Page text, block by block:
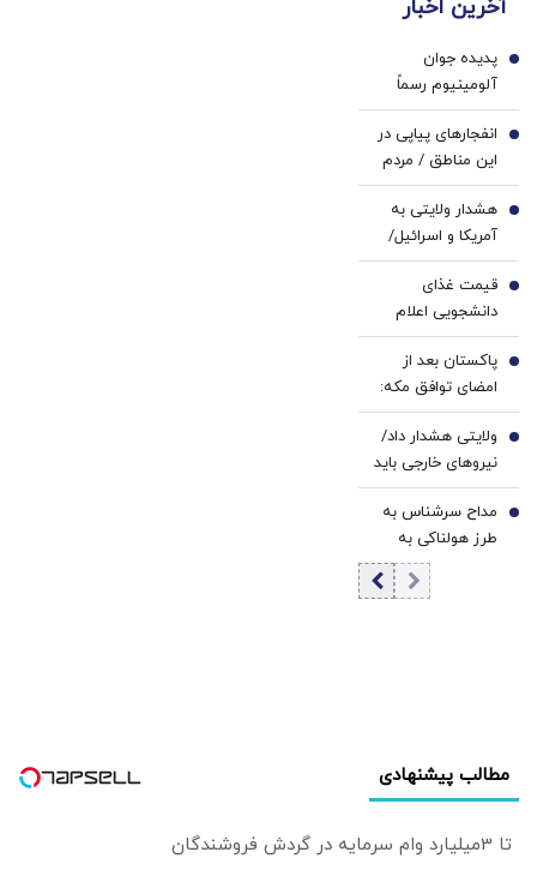
جراحی!
پزشکی
سفید
کننده
خانگی
ژل
کننده
دندان!
خرید40%تخفیف
آخرین اخبار
پدیده جوان
آلومینیوم رسماً
پرسپولیسی شد
1
انفجارهای پیاپی در
این مناطق / مردم
آماده باشند
2
هشدار ولایتی به
آمریکا و اسرائیل/
منطقه را ترک کنید
3
قیمت غذای
دانشجویی اعلام
شد
4
پاکستان بعد از
امضای توافق مکه:
باید در برابر اسرائیل
متحد شویم
5
ولایتی هشدار داد/
نیروهای خارجی باید
منطقه را ترک کنند
6
مداح سرشناس به
طرز هولناکی به
قتل رسید / فیلم
جنایت برای خانواده
7
مطالب پیشنهادی
تا 3میلیارد وام سرمایه در گردش فروشندگان